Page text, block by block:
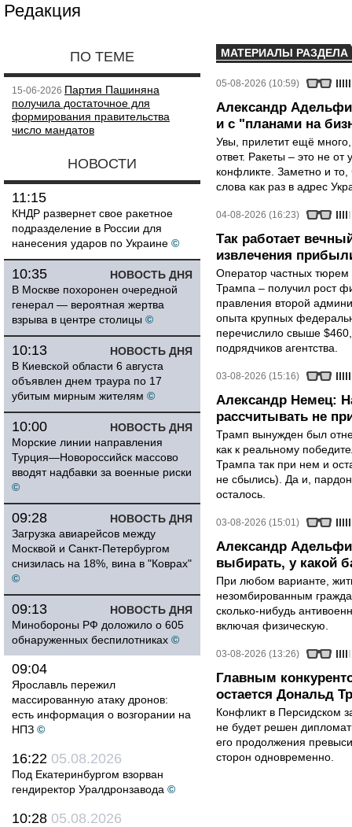
Редакция
ПО ТЕМЕ
15-06-2026 Партия Пашиняна
получила достаточное для
формирования правительства
число мандатов
НОВОСТИ
11:15
КНДР развернет свое ракетное
подразделение в России для
нанесения ударов по Украине ©
НОВОСТЬ ДНЯ
10:35
В Москве похоронен очередной
генерал — вероятная жертва
взрыва в центре столицы ©
НОВОСТЬ ДНЯ
10:13
В Киевской области 6 августа
объявлен днем траура по 17
убитым мирным жителям ©
НОВОСТЬ ДНЯ
10:00
Морские линии направления
Турция—Новороссийск массово
вводят надбавки за военные риски
©
НОВОСТЬ ДНЯ
09:28
Загрузка авиарейсов между
Москвой и Санкт-Петербургом
снизилась на 18%, вина в "Коврах"
©
НОВОСТЬ ДНЯ
09:13
Минобороны РФ доложило о 605
обнаруженных беспилотниках ©
09:04
Ярославль пережил
массированную атаку дронов:
есть информация о возгорании на
НПЗ ©
16:22 05.08.2026
Под Екатеринбургом взорван
гендиректор Уралдронзавода ©
10:28 05.08.2026
МАТЕРИАЛЫ РАЗДЕЛА
05-08-2026 (10:59)
Александр
и с "планами на
Увы, прилетит ещё
ответ. Ракеты – это не от
конфликте. Заметно и
слова как раз в адрес
04-08-2026 (16:23)
Так работает
извлечения
Оператор частных тюрем
Трампа – получил рост
правления второй
опыта крупных
перечислило свыше
подрядчиков агентства.
03-08-2026 (15:16)
Александр Немец:
рассчитывать не
Трамп вынужден был
как к реальному
Трампа так при нем и
не сбылись). Да и,
осталось.
03-08-2026 (15:01)
Александр
выбирать, у какой
При любом варианте,
незомбированным
сколько-нибудь
включая физическую.
03-08-2026 (13:26)
Главным
остается Дональд
Конфликт в Персидском
не будет решен
его продолжения
сторон одновременно.